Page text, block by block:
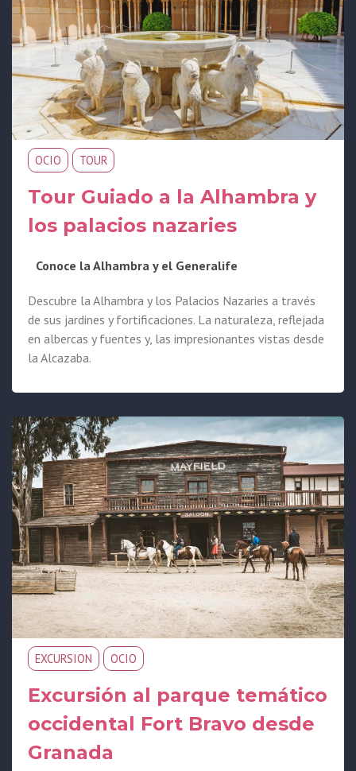
OCIO TOUR
Tour Guiado a la Alhambra y
los palacios nazaries
Conoce la Alhambra y el Generalife
Descubre la Alhambra y los Palacios Nazaries a través
de sus jardines y fortificaciones. La naturaleza, reflejada
en albercas y fuentes y, las impresionantes vistas desde
la Alcazaba.
EXCURSION OCIO
Excursión al parque temático
occidental Fort Bravo desde
Granada